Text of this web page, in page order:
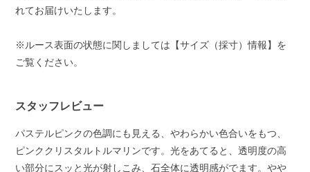
れてお届けいたします。
※ルース表面の状態に関しましては【サイズ（採寸）情報】を
ご覧ください。
スタッフレビュー
パステルピンクの色調にも見える、やわらかい色合いをもつ、
ピンククリスタルトルマリンです。光をあてると、透明度の高
い部分にスッと光が射しこみ、石全体に透明感がでます。やや